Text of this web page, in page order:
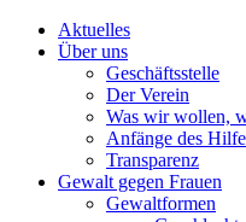
Aktuelles
Über uns
Geschäftsstelle
Der Verein
Was wir wollen,
Anfänge des
Transparenz
Gewalt gegen Frauen
Gewaltformen